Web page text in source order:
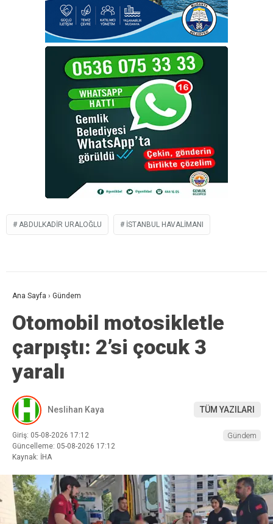
ABDULKADIR URALOĞLU İSTANBUL HAVALIMANI
Ana Sayfa › Gündem
Otomobil motosikletle
çarpıştı: 2’si çocuk 3
yaralı
Neslihan Kaya TÜM YAZILARI
Giriş: 05-08-2026 17:12
Güncelleme: 05-08-2026 17:12
Kaynak: İHA
Gündem